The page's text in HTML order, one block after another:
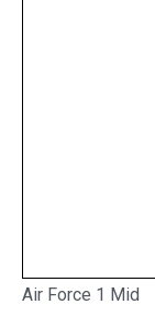
Air Force 1 Mid